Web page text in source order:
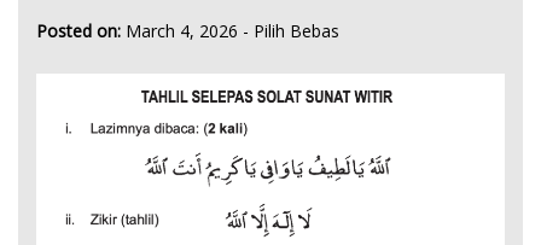
Posted on: March 4, 2026 - Pilih Bebas